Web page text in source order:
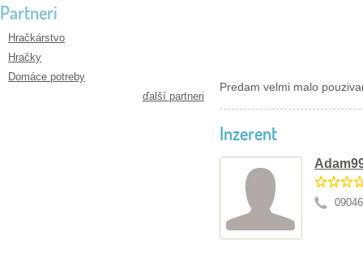
Partneri
Hračkárstvo
Hračky
Domáce potreby
ďalší partneri
Predam velmi malo
Inzerent